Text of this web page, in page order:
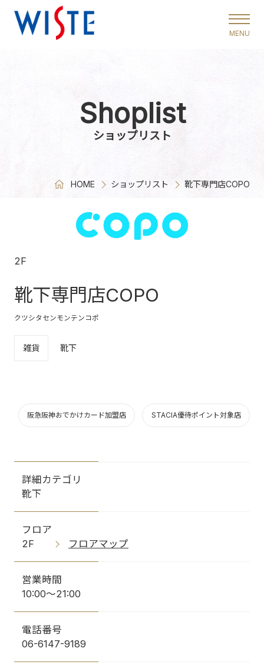
ウイステ
Shoplist
ショップリスト
HOME ショップリスト 靴下専門店COPO
2F
靴下専門店COPO
クツシタセンモンテンコポ
雑貨 靴下
阪急阪神おでかけカード加盟店 STACIA優待ポイント対象店
詳細カテゴリ
靴下
フロア
2F
フロアマップ
営業時間
10:00～21:00
電話番号
06-6147-9189